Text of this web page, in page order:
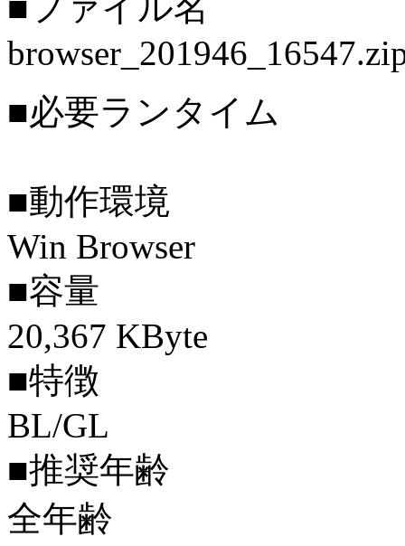
■必要ランタイム
■動作環境
Win Browser
■容量
20,367 KByte
■特徴
BL/GL
■推奨年齢
全年齢